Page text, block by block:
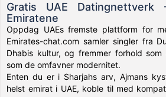
Gratis UAE
Emiratene
Oppdag UAEs fremste plattform for
Emirates-chat.com samler singler fra
Dhabis kultur, og fremmer forhold
som de omfavner modernitet.
Enten du er i Sharjahs arv, Ajmans
helst emirat i UAE, koble til med